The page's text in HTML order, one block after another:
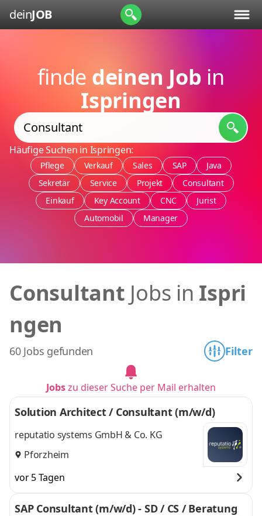
deinJOB
finde deinen Job in
Ispringen
Häufige Suchen in Ispringen:
Pflege Verkauf Sales SAP
Java
Sekretär
Service Projekt
Consultant
Einkauf
Key Account CNC
Jurist
Automobil
Manager
Consultant Jobs in Ispri
ngen
60 Jobs gefunden Filter
Jobszu dieser Suche per Mail erhalten
Solution Architect / Consultant (m/w/d)
reputatio systems GmbH & Co. KG
Pforzheim
vor 5 Tagen
SAP Consultant (m/w/d) - SD / CS / Beratung